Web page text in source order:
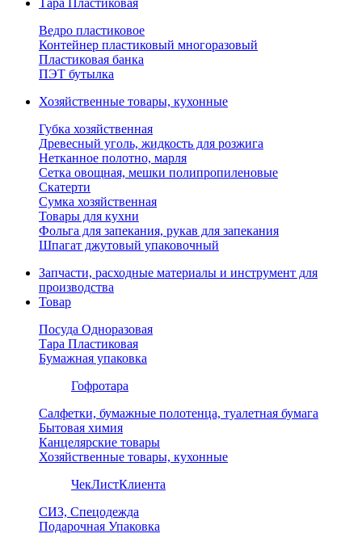
Тара Пластиковая
Ведро пластиковое
Контейнер пластиковый многоразовый
Пластиковая банка
ПЭТ бутылка
Хозяйственные товары, кухонные
Губка хозяйственная
Древесный уголь, жидкость для розжига
Нетканное полотно, марля
Сетка овощная, мешки полипропиленовые
Скатерти
Сумка хозяйственная
Товары для кухни
Фольга для запекания, рукав для запекания
Шпагат джутовый упаковочный
Запчасти, расходные материалы и инструмент для
производства
Товар
Посуда Одноразовая
Тара Пластиковая
Бумажная упаковка
Гофротара
Салфетки, бумажные полотенца, туалетная бумага
Бытовая химия
Канцелярские товары
Хозяйственные товары, кухонные
ЧекЛистКлиента
СИЗ, Спецодежда
Подарочная Упаковка